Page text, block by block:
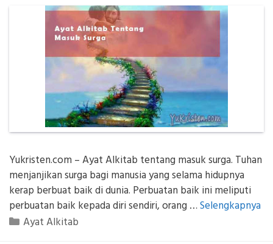
Yukristen.com – Ayat Alkitab tentang masuk surga. Tuhan
menjanjikan surga bagi manusia yang selama hidupnya
kerap berbuat baik di dunia. Perbuatan baik ini meliputi
perbuatan baik kepada diri sendiri, orang …Selengkapnya
Kategori
Ayat Alkitab